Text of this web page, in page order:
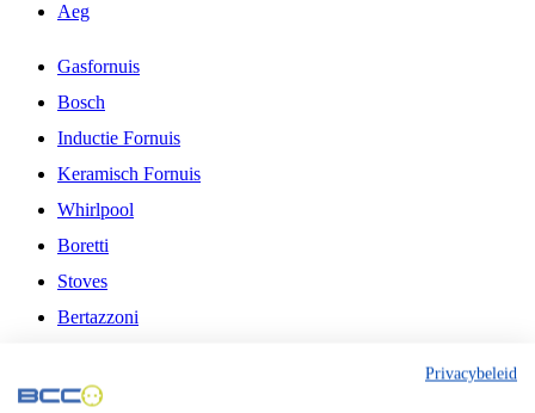
Aeg
Gasfornuis
Bosch
Inductie Fornuis
Keramisch Fornuis
Whirlpool
Boretti
Stoves
Bertazzoni
Fitelli
Privacybeleid